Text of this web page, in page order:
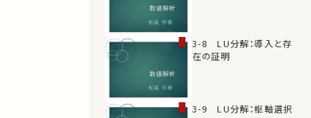
3-8 LU分解：導入と存
在の証明
3-9 LU分解：枢軸選択